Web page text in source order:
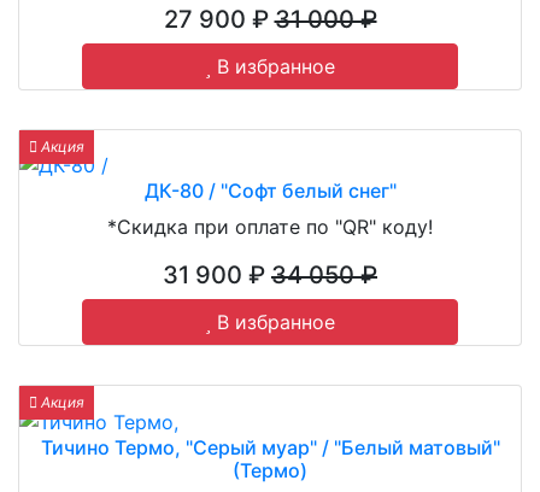
27 900 ₽31 000 ₽
В избранное
Акция
ДК-80 / "Софт белый снег"
*Скидка при оплате по "QR" коду!
31 900 ₽ 34 050 ₽
В избранное
Акция
Тичино Термо, "Серый муар" / "Белый матовый"
(Термо)